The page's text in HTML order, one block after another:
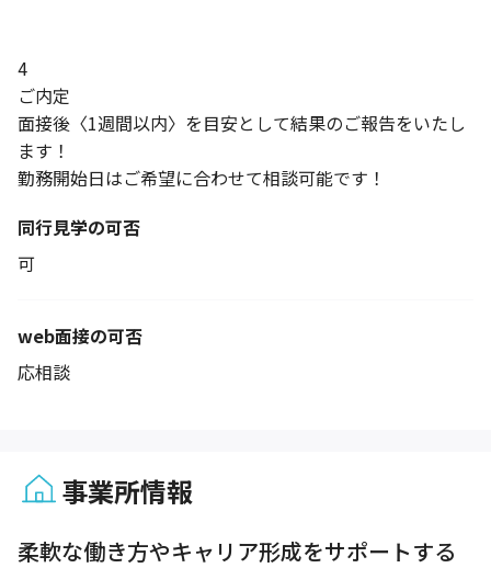
4
ご内定
面接後〈1週間以内〉を目安として結果のご報告をいたし
ます！
勤務開始日はご希望に合わせて相談可能です！
同行見学の可否
可
web面接の可否
応相談
事業所情報
柔軟な働き方やキャリア形成をサポートする